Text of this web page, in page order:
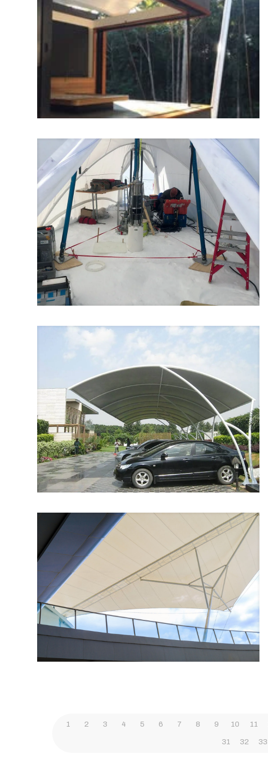
1 2 3 4 5 6 7 8 9 10 11
31 32 33